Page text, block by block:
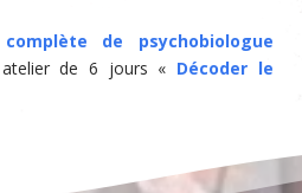
de psychobiologue
de 6 jours « Décoder le